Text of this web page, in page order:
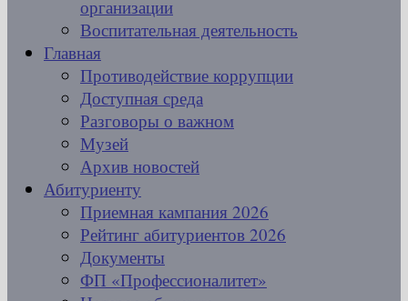
организации
Воспитательная деятельность
Главная
Противодействие коррупции
Доступная среда
Разговоры о важном
Музей
Архив новостей
Абитуриенту
Приемная кампания 2026
Рейтинг абитуриентов 2026
Документы
ФП «Профессионалитет»